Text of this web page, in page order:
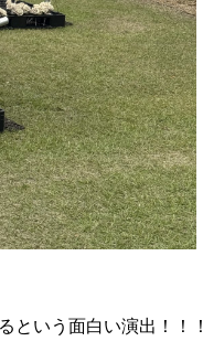
という面白い演出！！！